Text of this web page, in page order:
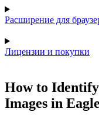
Расширение для
Лицензии и покупки
How to
Images in Eagle